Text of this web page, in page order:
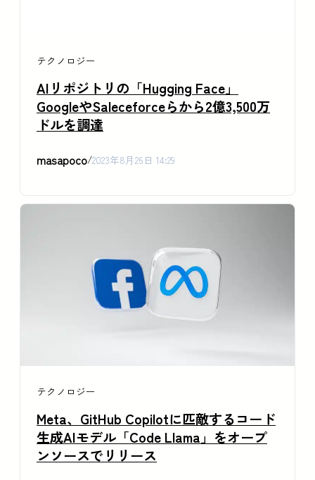
テクノロジー
AIリポジトリの「Hugging Face」
GoogleやSaleceforceらから2億3,500万
ドルを調達
masapoco/2023年8月26日 14:29
テクノロジー
Meta、GitHub Copilotに匹敵するコード
生成AIモデル「Code Llama」をオープ
ンソースでリリース